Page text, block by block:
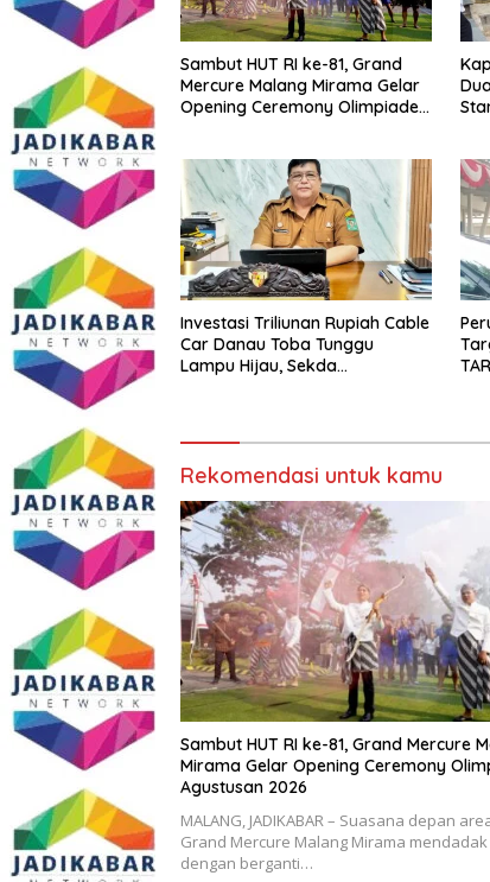
Sambut HUT RI ke-81, Grand
Mercure Malang Mirama Gelar
Opening Ceremony Olimpiade
Investasi Triliunan Rupiah Cable
Car Danau Toba Tunggu
Lampu Hijau, Sekda
Rekomendasi untuk kamu
Sambut HUT RI ke-81, Grand Mercure
Mirama Gelar Opening Ceremony
Agustusan 2026
MALANG, JADIKABAR – Suasana depan
Grand Mercure Malang Mirama
dengan berganti…